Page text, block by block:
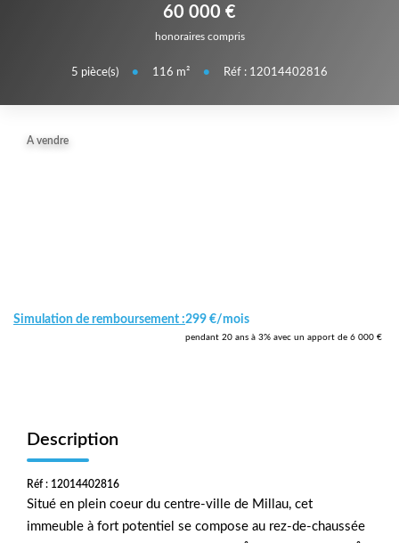
CONTACT
60 000 €
honoraires compris
5 pièce(s) • 116 m² • Réf : 12014402816
A vendre
Simulation de remboursement :299 €/mois
pendant 20 ans à 3% avec un apport de 6 000 €
Description
Réf : 12014402816
Situé en plein coeur du centre-ville de Millau, cet
immeuble à fort potentiel se compose au rez-de-chaussée